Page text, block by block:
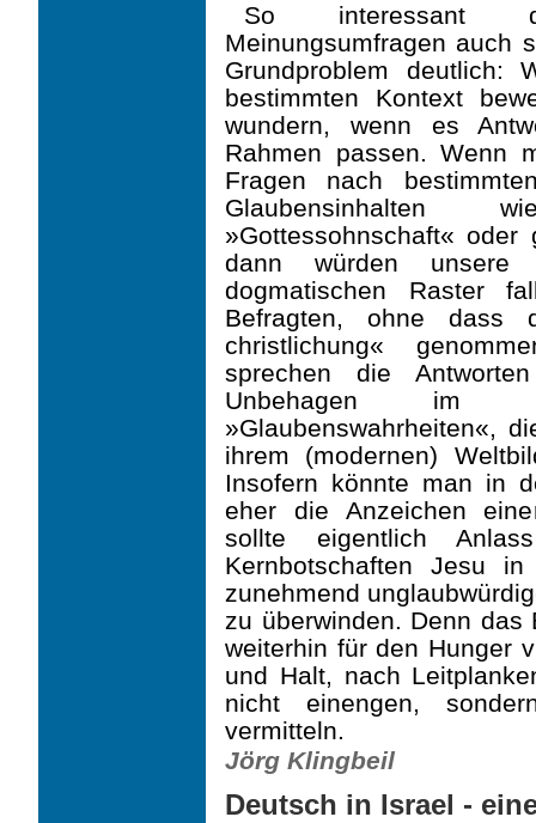
So interessant
Meinungsumfragen auch
Grundproblem
bestimmten Kontext
wundern, wenn es
Rahmen passen. Wenn
Fragen nach
Glaubensinhalten
»Gottessohnschaft«
dann würden unsere
dogmatischen Raster
Befragten, ohne dass
christlichung«
sprechen die
Unbehagen im
»Glaubenswahrheiten«,
ihrem (modernen)
Insofern könnte man in
eher die Anzeichen
sollte eigentlich
Kernbotschaften Jesu
zunehmend
zu überwinden. Denn das
weiterhin für den Hunger
und Halt, nach
nicht einengen,
vermitteln.
Jörg Klingbeil
Deutsch in Israel -